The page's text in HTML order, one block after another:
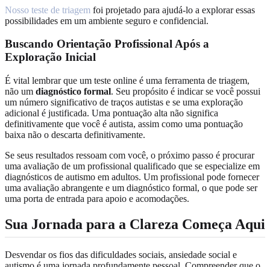
Nosso teste de triagem foi projetado para ajudá-lo a explorar essas
possibilidades em um ambiente seguro e confidencial.
Buscando Orientação Profissional Após a
Exploração Inicial
É vital lembrar que um teste online é uma ferramenta de triagem,
não um diagnóstico formal. Seu propósito é indicar se você possui
um número significativo de traços autistas e se uma exploração
adicional é justificada. Uma pontuação alta não significa
definitivamente que você é autista, assim como uma pontuação
baixa não o descarta definitivamente.
Se seus resultados ressoam com você, o próximo passo é procurar
uma avaliação de um profissional qualificado que se especialize em
diagnósticos de autismo em adultos. Um profissional pode fornecer
uma avaliação abrangente e um diagnóstico formal, o que pode ser
uma porta de entrada para apoio e acomodações.
Sua Jornada para a Clareza Começa Aqui
Desvendar os fios das dificuldades sociais, ansiedade social e